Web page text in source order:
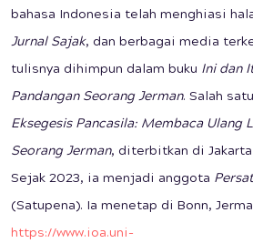
bahasa Indonesia telah menghiasi
Jurnal Sajak, dan berbagai media
tulisnya dihimpun dalam buku Ini dan
Pandangan Seorang Jerman. Salah
Eksegesis Pancasila: Membaca Ulang
Seorang Jerman, diterbitkan di
Sejak 2023, ia menjadi anggota
(Satupena). Ia menetap di Bonn,
https://www.ioa.uni-